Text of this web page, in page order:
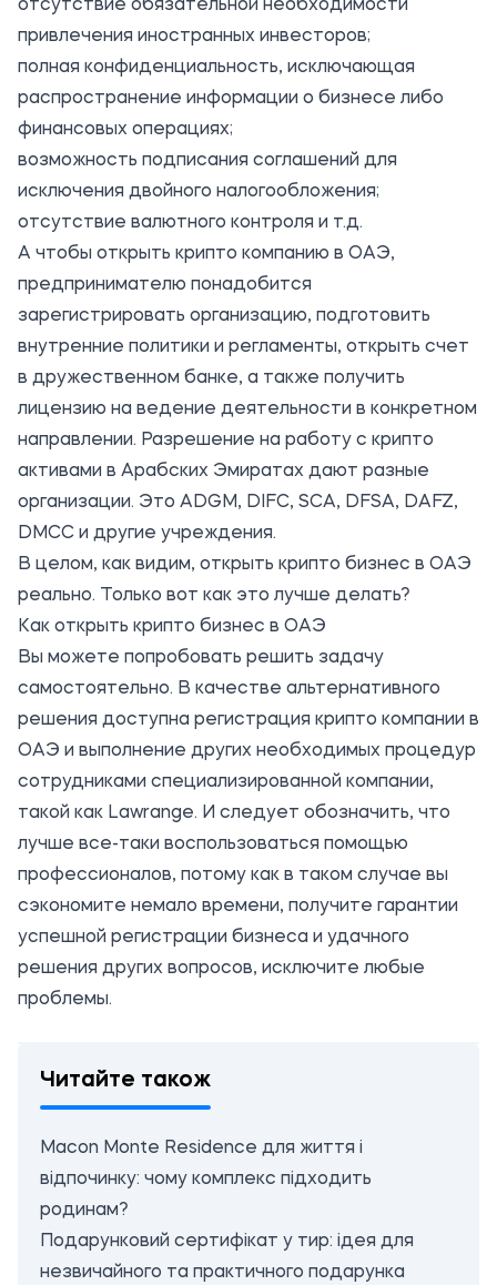
отсутствие обязательной необходимости
привлечения иностранных инвесторов;
полная конфиденциальность, исключающая
распространение информации о бизнесе либо
финансовых операциях;
возможность подписания соглашений для
исключения двойного налогообложения;
отсутствие валютного контроля и т.д.
А чтобы открыть крипто компанию в ОАЭ,
предпринимателю понадобится
зарегистрировать организацию, подготовить
внутренние политики и регламенты, открыть счет
в дружественном банке, а также получить
лицензию на ведение деятельности в конкретном
направлении. Разрешение на работу с крипто
активами в Арабских Эмиратах дают разные
организации. Это ADGM, DIFC, SCA, DFSA, DAFZ,
DMCC и другие учреждения.
В целом, как видим, открыть крипто бизнес в ОАЭ
реально. Только вот как это лучше делать?
Как открыть крипто бизнес в ОАЭ
Вы можете попробовать решить задачу
самостоятельно. В качестве альтернативного
решения доступна регистрация крипто компании в
ОАЭ и выполнение других необходимых процедур
сотрудниками специализированной компании,
такой как Lawrange. И следует обозначить, что
лучше все-таки воспользоваться помощью
профессионалов, потому как в таком случае вы
сэкономите немало времени, получите гарантии
успешной регистрации бизнеса и удачного
решения других вопросов, исключите любые
проблемы.
Читайте також
Macon Monte Residence для життя і
відпочинку: чому комплекс підходить
родинам?
Подарунковий сертифікат у тир: ідея для
незвичайного та практичного подарунка